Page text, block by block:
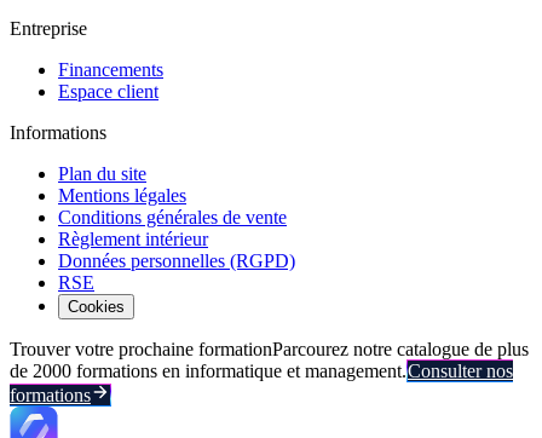
Entreprise
Financements
Espace client
Informations
Plan du site
Mentions légales
Conditions générales de vente
Règlement intérieur
Données personnelles (RGPD)
RSE
Cookies
Trouver votre prochaine formationParcourez notre catalogue de plus
de 2000 formations en informatique et management.Consulter nos
formations